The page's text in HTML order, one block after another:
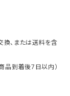
、または送料を含
品到着後7日以内）